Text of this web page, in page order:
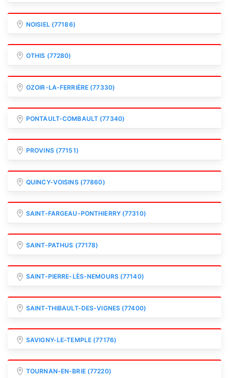
NOISIEL (77186)
OTHIS (77280)
OZOIR-LA-FERRIÈRE (77330)
PONTAULT-COMBAULT (77340)
PROVINS (77151)
QUINCY-VOISINS (77860)
SAINT-FARGEAU-PONTHIERRY (77310)
SAINT-PATHUS (77178)
SAINT-PIERRE-LÈS-NEMOURS (77140)
SAINT-THIBAULT-DES-VIGNES (77400)
SAVIGNY-LE-TEMPLE (77176)
TOURNAN-EN-BRIE (77220)